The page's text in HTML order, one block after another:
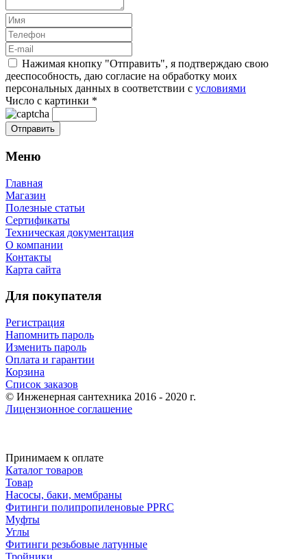
Нажимая кнопку "Отправить", я подтверждаю свою
дееспособность, даю согласие на обработку моих
персональных данных в соответствии с условиями
Число с картинки *
Меню
Главная
Магазин
Полезные статьи
Сертификаты
Техническая документация
О компании
Контакты
Карта сайта
Для покупателя
Регистрация
Напомнить пароль
Изменить пароль
Оплата и гарантии
Корзина
Список заказов
© Инженерная сантехника 2016 - 2020 г.
Лицензионное соглашение
Принимаем к оплате
Каталог товаров
Товар
Насосы, баки, мембраны
Фитинги полипропиленовые PPRC
Муфты
Углы
Фитинги резьбовые латунные
Тройники